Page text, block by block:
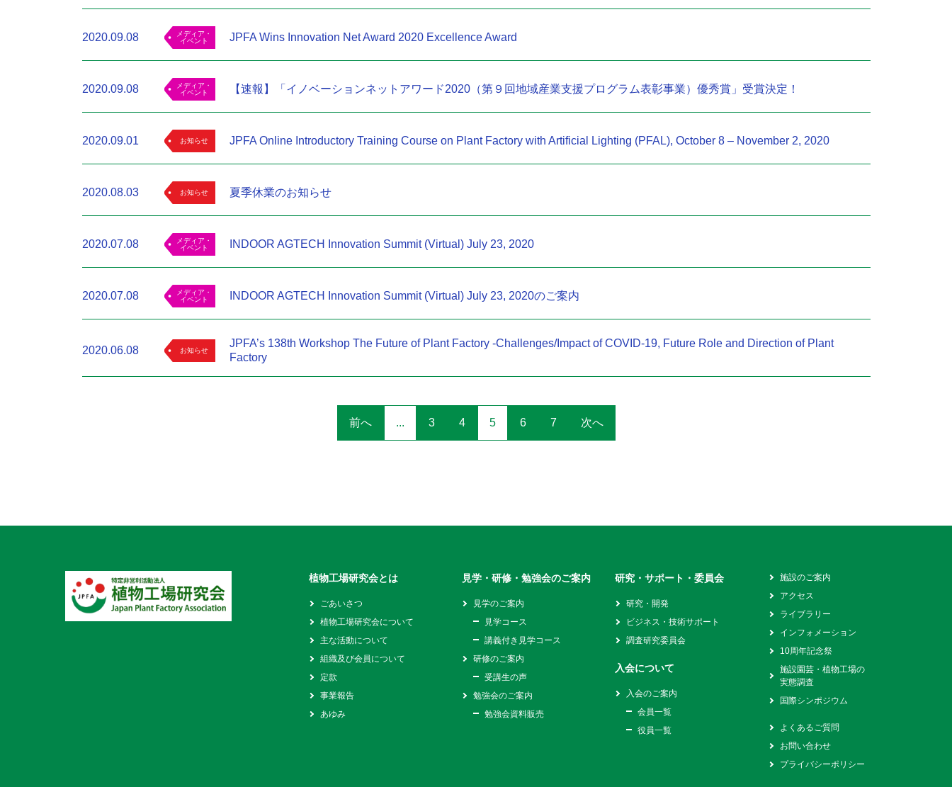
2020.09.08
メディア・
イベント
JPFA Wins Innovation Net Award 2020 Excellence Award
2020.09.08
メディア・
イベント
【速報】「イノベーションネットアワード2020（第９回地域産業支援プログラム表彰事業）優秀賞」受賞決定！
2020.09.01 お知らせ JPFA Online Introductory Training Course on Plant Factory with Artificial Lighting (PFAL), October 8 – November 2, 2020
2020.08.03 お知らせ 夏季休業のお知らせ
2020.07.08
メディア・
イベント
INDOOR AGTECH Innovation Summit (Virtual) July 23, 2020
2020.07.08
メディア・
イベント
INDOOR AGTECH Innovation Summit (Virtual) July 23, 2020のご案内
2020.06.08 お知らせ
JPFA’s 138th Workshop The Future of Plant Factory -Challenges/Impact of COVID-19, Future Role and Direction of Plant
Factory
前へ ... 3 4 5 6 7 次へ
植物工場研究会とは
ごあいさつ
植物工場研究会について
主な活動について
組織及び会員について
定款
事業報告
あゆみ
見学・研修・勉強会のご案内
見学のご案内
見学コース
講義付き見学コース
研修のご案内
受講生の声
勉強会のご案内
勉強会資料販売
研究・サポート・委員会
研究・開発
ビジネス・技術サポート
調査研究委員会
入会について
入会のご案内
会員一覧
役員一覧
施設のご案内
アクセス
ライブラリー
インフォメーション
10周年記念祭
施設園芸・植物工場の
実態調査
国際シンポジウム
よくあるご質問
お問い合わせ
プライバシーポリシー